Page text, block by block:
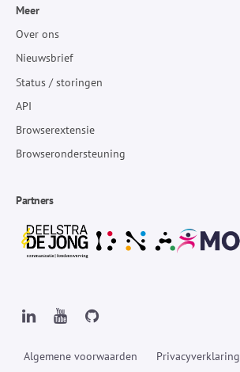
Meer
Over ons
Nieuwsbrief
Status / storingen
API
Browserextensie
Browserondersteuning
Partners
Algemene voorwaarden
Privacyverklaring